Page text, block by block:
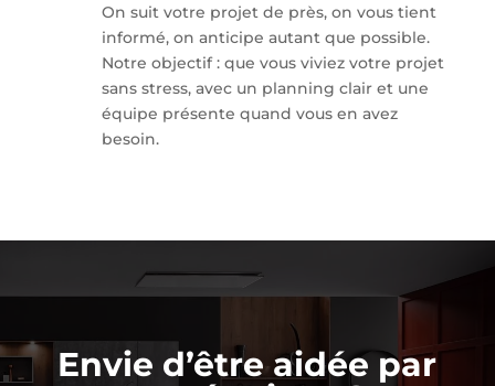
On suit votre projet de près, on vous tient
informé, on anticipe autant que possible.
Notre objectif : que vous viviez votre projet
sans stress, avec un planning clair et une
équipe présente quand vous en avez
besoin.
Envie d’être aidée par